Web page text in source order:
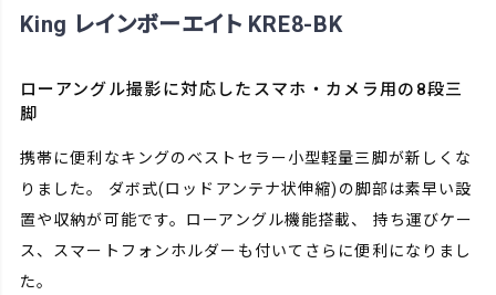
King レインボーエイト KRE8-BK
ローアングル撮影に対応したスマホ・カメラ用の8段三
脚
携帯に便利なキングのベストセラー小型軽量三脚が新しくな
りました。 ダボ式(ロッドアンテナ状伸縮)の脚部は素早い設
置や収納が可能です。ローアングル機能搭載、 持ち運びケー
ス、スマートフォンホルダーも付いてさらに便利になりまし
た。